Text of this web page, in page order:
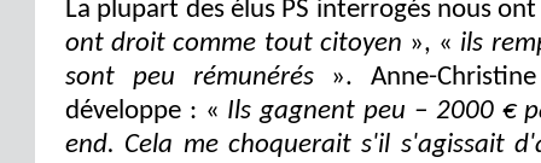
La plupart des élus PS interrogés nous
ont droit comme tout citoyen », « ils
sont peu rémunérés». Anne-
développe : « Ils gagnent peu – 2000 €
end. Cela me choquerait s'il s'agissait